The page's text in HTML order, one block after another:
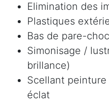
Elimination des
Plastiques
Bas de pare-
Simonisage /
brillance)
Scellant
éclat